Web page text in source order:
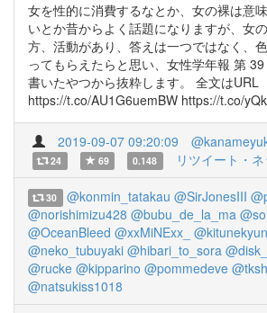
女を性的に消費するなとか、女の裸は意
いとか昔からよく話題になりますが、女
方、活動があり、答えは一つではなく、
ってもらえたらと思い、女性学年報 第
書いたやつから抜粋します。 全文はURL
https://t.co/AU1G6uemBW https://t.co/
2019-09-07 09:20:09
24 69 0.148 リツイート・
30 @konmin_tatakau @SirJonesIII
@norishimizu428 @bubu_de_la_ma
@OceanBleed @xxMiNExx_ @kitunekyun
@neko_tubuyaki @hibari_to_sora
@rucke @kipparino @pommedeve
@natsukiss1018